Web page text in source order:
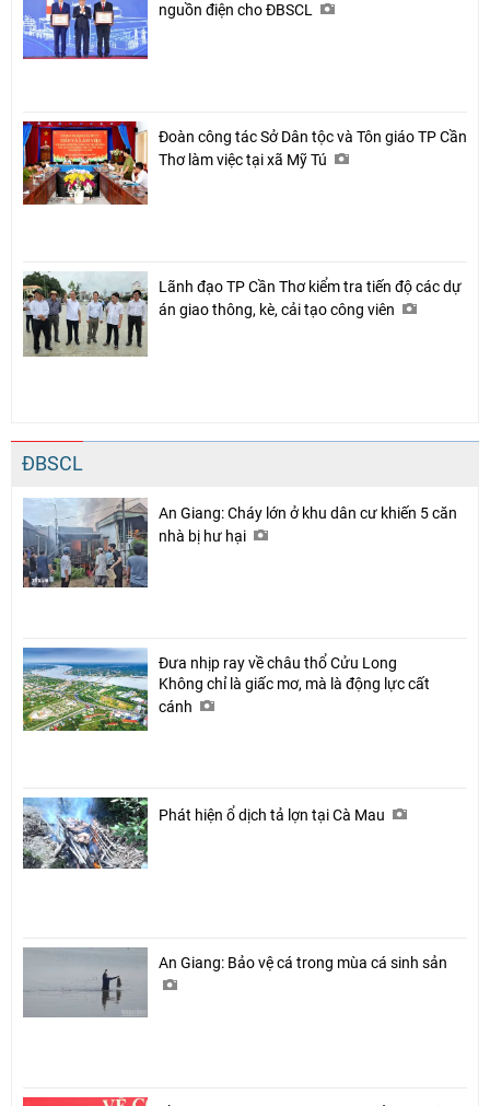
nguồn điện cho ĐBSCL
Đoàn công tác Sở Dân tộc và Tôn giáo TP Cần
Thơ làm việc tại xã Mỹ Tú
Lãnh đạo TP Cần Thơ kiểm tra tiến độ các dự
án giao thông, kè, cải tạo công viên
ĐBSCL
An Giang: Cháy lớn ở khu dân cư khiến 5 căn
nhà bị hư hại
Đưa nhịp ray về châu thổ Cửu Long
Không chỉ là giấc mơ, mà là động lực cất
cánh
Phát hiện ổ dịch tả lợn tại Cà Mau
An Giang: Bảo vệ cá trong mùa cá sinh sản